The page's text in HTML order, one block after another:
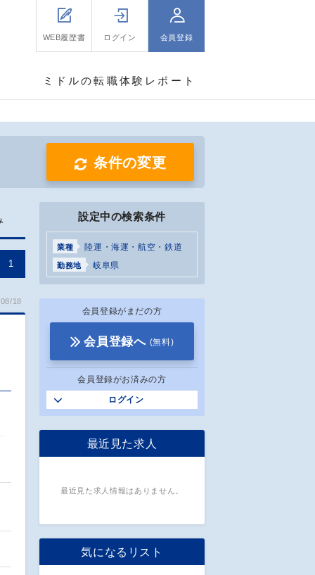
WEB履歴書 ログイン 会員登録
ミドルの転職体験レポート
条件の変更
1
18
設定中の検索条件
業種 陸運・海運・航空・鉄道
勤務地 岐阜県
会員登録がまだの方
会員登録へ (無料)
会員登録がお済みの方
ログイン
最近見た求人
最近見た求人情報はありません。
気になるリスト